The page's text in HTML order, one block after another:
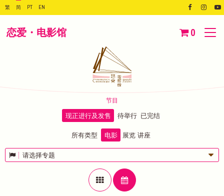
繁 简 PT EN
恋爱・电影馆 0
节目
现正进行及发售 待举行 已完结
所有类型 电影 展览 讲座
请选择专题